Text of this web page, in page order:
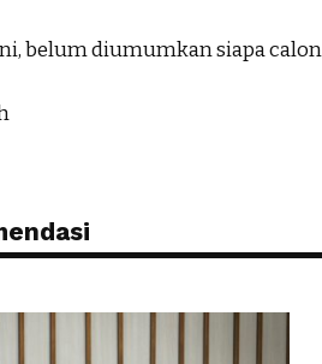
belum diumumkan siapa